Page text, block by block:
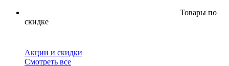
Товары по
скидке
Акции и скидки
Смотреть все